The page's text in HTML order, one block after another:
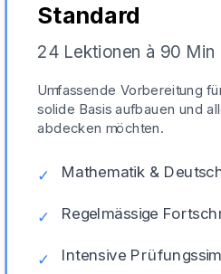
Standard
24 Lektionen à 90 Min
Umfassende Vorbereitung
solide Basis aufbauen und
abdecken möchten.
✓ Mathematik &
✓ Regelmässige
✓ Intensive